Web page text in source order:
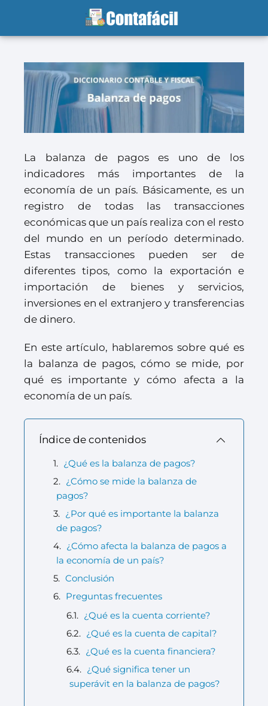
La balanza de pagos es uno de los
indicadores más importantes de la
economía de un país. Básicamente, es un
registro de todas las transacciones
económicas que un país realiza con el resto
del mundo en un período determinado.
Estas transacciones pueden ser de
diferentes tipos, como la exportación e
importación de bienes y servicios,
inversiones en el extranjero y transferencias
de dinero.
En este artículo, hablaremos sobre qué es
la balanza de pagos, cómo se mide, por
qué es importante y cómo afecta a la
economía de un país.
Índice de contenidos
¿Qué es la balanza de pagos?
¿Cómo se mide la balanza de
pagos?
¿Por qué es importante la balanza
de pagos?
¿Cómo afecta la balanza de pagos a
la economía de un país?
Conclusión
Preguntas frecuentes
¿Qué es la cuenta corriente?
¿Qué es la cuenta de capital?
¿Qué es la cuenta financiera?
¿Qué significa tener un
superávit en la balanza de pagos?